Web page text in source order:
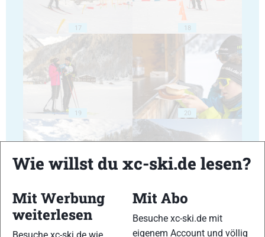
17 18
19 20
21 22
Wie willst du xc-ski.de lesen?
Mit Werbung
weiterlesen
Mit Abo
Besuche xc-ski.de mit
eigenem Account und völlig